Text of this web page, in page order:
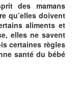
des mamans
qu’elles doivent
aliments et
elles ne savent
certaines règles
santé du bébé